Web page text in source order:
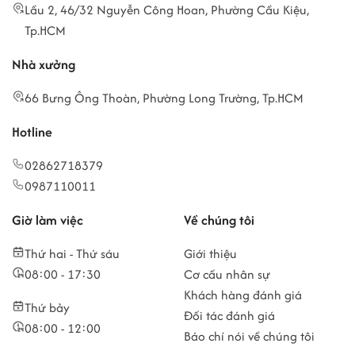
Lầu 2, 46/32 Nguyễn Công Hoan, Phường Cầu Kiệu,
Tp.HCM
Nhà xưởng
66 Bưng Ông Thoàn, Phường Long Trường, Tp.HCM
Hotline
02862718379
0987110011
Giờ làm việc
Thứ hai - Thứ sáu
08:00 - 17:30
Thứ bảy
08:00 - 12:00
Về chúng tôi
Giới thiệu
Cơ cấu nhân sự
Khách hàng đánh giá
Đối tác đánh giá
Báo chí nói về chúng tôi